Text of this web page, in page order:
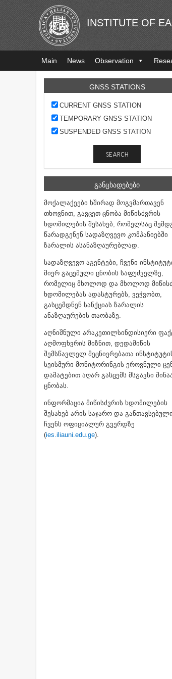
INSTITUTE OF
Main News Observation
GNSS STATIONS
CURRENT GNSS STATION
TEMPORARY GNSS STATION
SUSPENDED GNSS STATION
ᲒᲐᲜᲪᲮᲐᲓᲔᲑᲔᲑᲘ
მოქალაქეები ხშირად მოგვმართავენ
თხოვნით, გავცეთ ცნობა მიწისძვრის
ხდომილების შესახებ, რომელსაც
წარადგენენ სადაზღვევო კომპანიებში
ზარალის ასანაზღაურებლად.
სადაზღვევო აგენტები, ჩვენი
მიერ გაცემული ცნობის საფუძველზე,
რომელიც მხოლოდ და მხოლოდ
ხდომილებას ადასტურებს, ვეჭვობთ,
გასცემდნენ სანქციას ზარალის
ანაზღაურების თაობაზე.
აღნიშნული არაკეთილსინდისიერი
აღმოფხვრის მიზნით, დედამიწის
შემსწავლელ მეცნიერებათა
სეისმური მონიტორინგის ეროვნული
დამატებით აღარ გასცემს მსგავსი
ცნობას.
ინფორმაცია მიწისძვრის ხდომილების
შესახებ არის საჯარო და
ჩვენს ოფიციალურ გვერდზე
(ies.iliauni.edu.ge).